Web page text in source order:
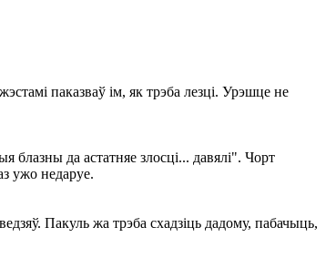
паказваў ім, як трэба лезці. Урэшце не
блазны да астатняе злосці... давялі". Чорт
ужо недаруе.
Пакуль жа трэба схадзіць дадому, пабачыць,